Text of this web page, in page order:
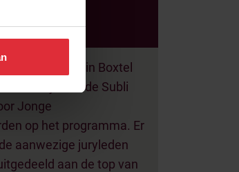
stond in Boxtel
van de Subli
Jonge
op het programma. Er
aanwezige juryleden
aan de top van